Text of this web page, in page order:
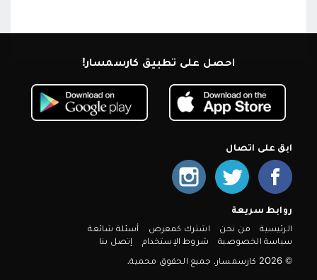
احصل على تطبيق كارسمسار!
ابق على اتصال
روابط سريعة
الرئيسية من نحن اشترك كمعرض
أسئلة شائعة
سياسة الخصوصية
شروط الإستخدام
إتصل بنا
© 2026 كارسمسار. جميع الحقوق محمية.